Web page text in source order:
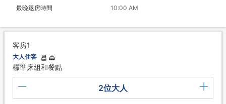
最晚退房時間 10:00 AM
客房1
大人住客
標準床組和餐點
2位大人